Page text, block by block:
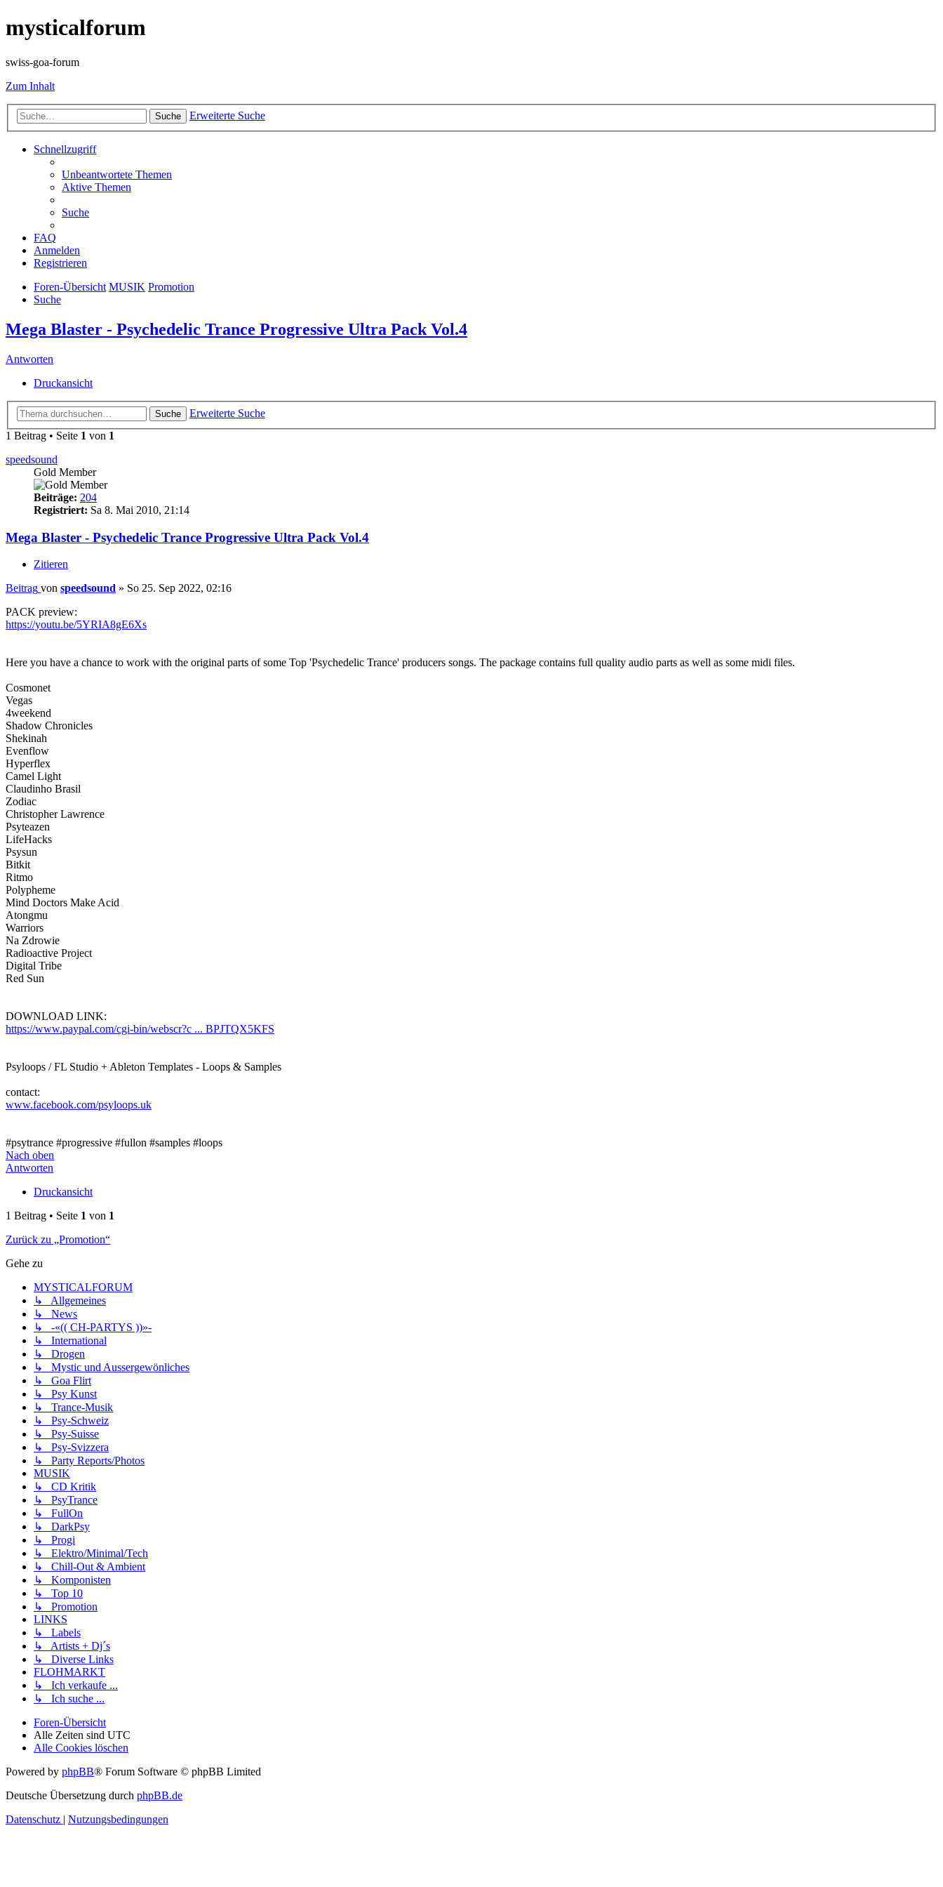
mysticalforum
swiss-goa-forum
Zum Inhalt
Suche Erweiterte Suche
Schnellzugriff
Unbeantwortete Themen
Aktive Themen
Suche
FAQ
Anmelden
Registrieren
Foren-Übersicht MUSIK Promotion
Suche
Mega Blaster - Psychedelic Trance Progressive Ultra Pack Vol.4
Antworten
Druckansicht
Suche
Erweiterte Suche
1 Beitrag • Seite 1 von 1
speedsound
Gold Member
Beiträge: 204
Registriert: Sa 8. Mai 2010, 21:14
Mega Blaster - Psychedelic Trance Progressive Ultra Pack Vol.4
Zitieren
Beitrag von speedsound » So 25. Sep 2022, 02:16
PACK preview:
https://youtu.be/5YRIA8gE6Xs
Here you have a chance to work with the original parts of some Top 'Psychedelic Trance' producers songs. The package contains full quality audio parts as well as some midi files.
Cosmonet
Vegas
4weekend
Shadow Chronicles
Shekinah
Evenflow
Hyperflex
Camel Light
Claudinho Brasil
Zodiac
Christopher Lawrence
Psyteazen
LifeHacks
Psysun
Bitkit
Ritmo
Polypheme
Mind Doctors Make Acid
Atongmu
Warriors
Na Zdrowie
Radioactive Project
Digital Tribe
Red Sun
DOWNLOAD LINK:
https://www.paypal.com/cgi-bin/webscr?c ... BPJTQX5KFS
Psyloops / FL Studio + Ableton Templates - Loops & Samples
contact:
www.facebook.com/psyloops.uk
#psytrance #progressive #fullon #samples #loops
Nach oben
Antworten
Druckansicht
1 Beitrag • Seite 1 von 1
Zurück zu „Promotion“
Gehe zu
MYSTICALFORUM
↳ Allgemeines
↳ News
↳ -«(( CH-PARTYS ))»-
↳ International
↳ Drogen
↳ Mystic und Aussergewönliches
↳ Goa Flirt
↳ Psy Kunst
↳ Trance-Musik
↳ Psy-Schweiz
↳ Psy-Suisse
↳ Psy-Svizzera
↳ Party Reports/Photos
MUSIK
↳ CD Kritik
↳ PsyTrance
↳ FullOn
↳ DarkPsy
↳ Progi
↳ Elektro/Minimal/Tech
↳ Chill-Out & Ambient
↳ Komponisten
↳ Top 10
↳ Promotion
LINKS
↳ Labels
↳ Artists + Dj´s
↳ Diverse Links
FLOHMARKT
↳ Ich verkaufe ...
↳ Ich suche ...
Foren-Übersicht
Alle Zeiten sind UTC
Alle Cookies löschen
Powered by phpBB® Forum Software © phpBB Limited
Deutsche Übersetzung durch phpBB.de
Datenschutz | Nutzungsbedingungen